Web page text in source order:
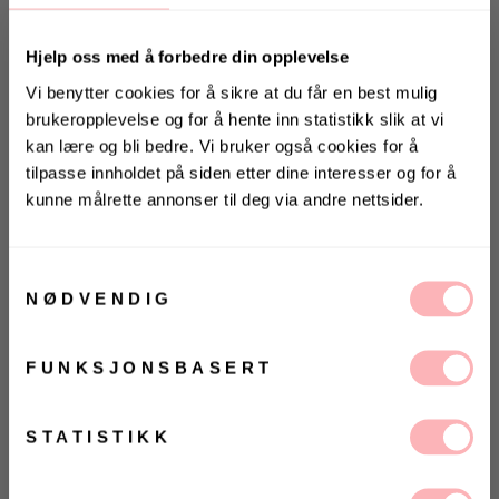
Hjelp oss med å forbedre din opplevelse
Vi benytter cookies for å sikre at du får en best mulig
brukeropplevelse og for å hente inn statistikk slik at vi
kan lære og bli bedre. Vi bruker også cookies for å
tilpasse innholdet på siden etter dine interesser og for å
kunne målrette annonser til deg via andre nettsider.
NØDVENDIG
FUNKSJONSBASERT
STATISTIKK
Gratis bytte Liten i størrelsen
Betal med
Finse 2.0 2_lags Jakke fra Twentyfour. Ny
oppgradert utgave av vår populære Finse 2-lags
jakke, nå med høyere vannsøyle og vannavvisende
MELD MEG PÅ